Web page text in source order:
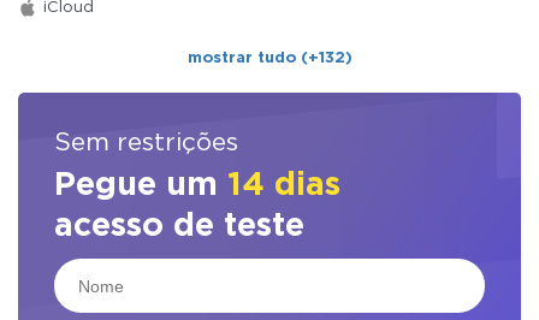
iCloud
mostrar tudo (+132)
Sem restrições
Pegue um 14 dias
acesso de teste